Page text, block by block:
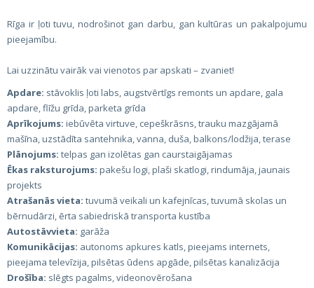
Rīga ir ļoti tuvu, nodrošinot gan darbu, gan kultūras un pakalpojumu
pieejamību.
Lai uzzinātu vairāk vai vienotos par apskati – zvaniet!
Apdare: stāvoklis ļoti labs, augstvērtīgs remonts un apdare, gala
apdare, flīžu grīda, parketa grīda
Aprīkojums: iebūvēta virtuve, cepeškrāsns, trauku mazgājamā
mašīna, uzstādīta santehnika, vanna, duša, balkons/lodžija, terase
Plānojums: telpas gan izolētas gan caurstaigājamas
Ēkas raksturojums: pakešu logi, plaši skatlogi, rindumāja, jaunais
projekts
Atrašanās vieta: tuvumā veikali un kafejnīcas, tuvumā skolas un
bērnudārzi, ērta sabiedriskā transporta kustība
Autostāvvieta: garāža
Komunikācijas: autonoms apkures katls, pieejams internets,
pieejama televīzija, pilsētas ūdens apgāde, pilsētas kanalizācija
Drošība: slēgts pagalms, videonovērošana